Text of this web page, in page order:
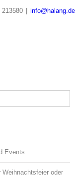
213580 info@halang.de
Events
oder